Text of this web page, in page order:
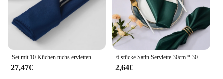
27,47€
6 stücke Satin Serviette 30cm * 30cm Servier tisch Dekor Abendessen Handtuch für Hochzeits feier Home Hotel Weihnachts dekor Tischs ervietten grün
2,64€